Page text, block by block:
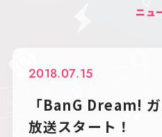
ニュ
2018.07.15
「BanG Dream!
放送スタート！